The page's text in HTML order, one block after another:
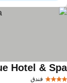
فندق
Hotel &